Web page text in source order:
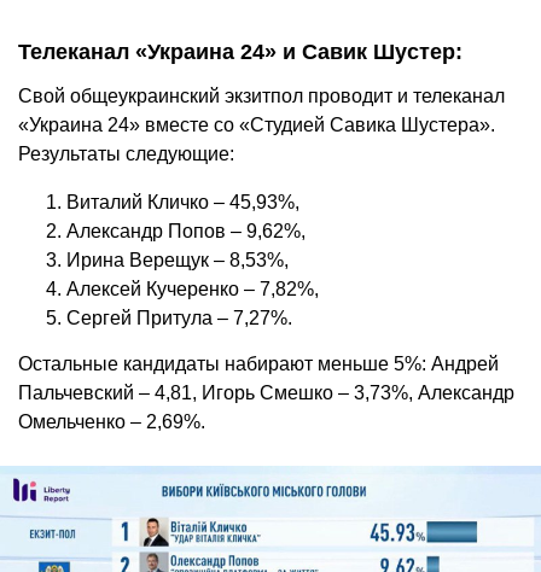
Телеканал «Украина 24» и Савик Шустер:
Свой общеукраинский экзитпол проводит и телеканал
«Украина 24» вместе со «Студией Савика Шустера».
Результаты следующие:
Виталий Кличко – 45,93%,
Александр Попов – 9,62%,
Ирина Верещук – 8,53%,
Алексей Кучеренко – 7,82%,
Сергей Притула – 7,27%.
Остальные кандидаты набирают меньше 5%: Андрей
Пальчевский – 4,81, Игорь Смешко – 3,73%, Александр
Омельченко – 2,69%.